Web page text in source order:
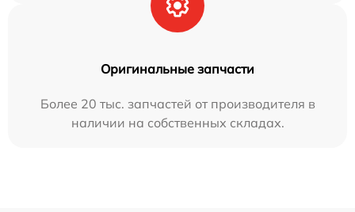
Оригинальные запчасти
Более 20 тыс. запчастей от производителя в
наличии на собственных складах.